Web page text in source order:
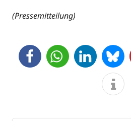
(Pres­se­mit­tei­lung)